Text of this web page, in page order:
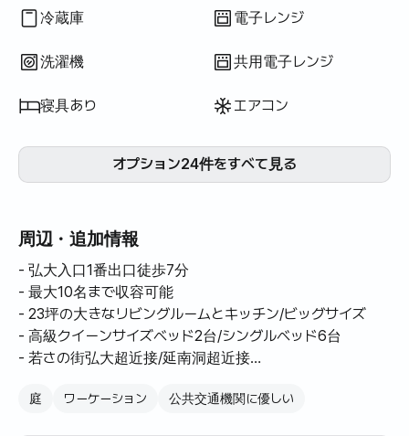
に見えます 人ごとに感じる程度
が違って重要に思うのが違うので
ここが大丈夫だと思うかもしれま
せん 参考のみにしてください
冷蔵庫 電子レンジ
洗濯機 共用電子レンジ
寝具あり エアコン
オプション24件をすべて見る
周辺・追加情報
- 弘大入口1番出口徒歩7分
- 最大10名まで収容可能
- 23坪の大きなリビングルームとキッチン/ビッグサイズ
- 高級クイーンサイズベッド2台/シングルベッド6台
- 若さの街弘大超近接/延南洞超近接
- 望遠/合政/延南洞/弘大/新村など繁華街まで交通便利
庭 ワーケーション 公共交通機関に優しい